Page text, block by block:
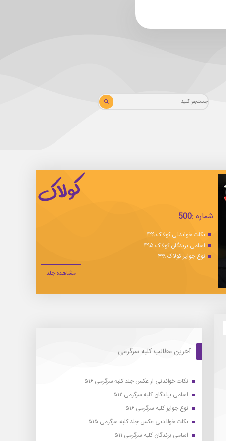
شماره :500
نکات خواندنی کولاک ۴۹۹
اسامی برندگان کولاک ۴۹۵
نوع جوایز کولاک ۴۹۹
مشاهده جلد
آخرین مطالب کلبه سرگرمی
نکات خواندنی از عکس جلد کلبه سرگرمی ۵۱۶
اسامی برندگان کلبه سرگرمی ۵۱۲
نوع جوایز کلبه سرگرمی ۵۱۶
نکات خواندنی عکس جلد کلبه سرگرمی ۵۱۵
اسامی برندگان کلبه سرگرمی ۵۱۱